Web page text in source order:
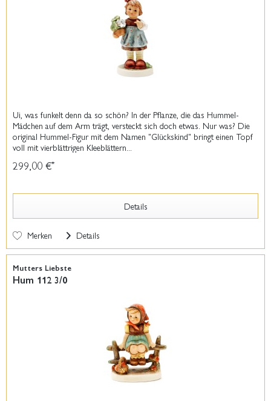
Ui, was funkelt denn da so schön? In der Pflanze, die das Hummel-
Mädchen auf dem Arm trägt, versteckt sich doch etwas. Nur was? Die
original Hummel-Figur mit dem Namen "Glückskind" bringt einen Topf
voll mit vierblättrigen Kleeblättern...
299,00 €*
Details
Merken Details
Mutters Liebste
Hum 112 3/0